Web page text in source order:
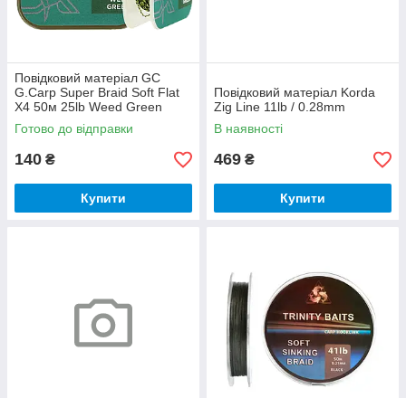
Повідковий матеріал GC
G.Carp Super Braid Soft Flat
X4 50м 25lb Weed Green
Готово до відправки
140 ₴
Купити
Повідковий матеріал Korda
Zig Line 11lb / 0.28mm
В наявності
469 ₴
Купити